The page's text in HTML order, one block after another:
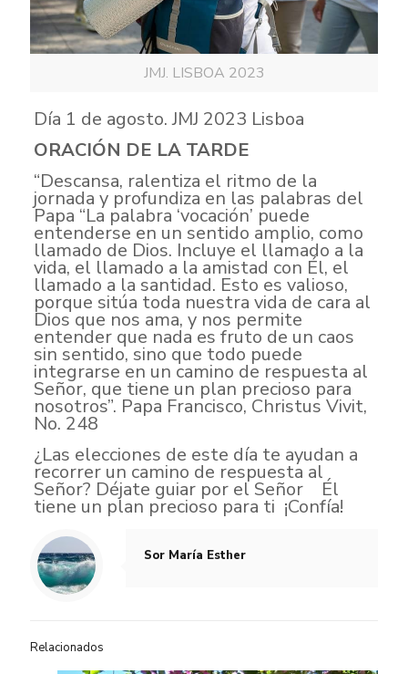
JMJ. LISBOA 2023
Día 1 de agosto. JMJ 2023 Lisboa
ORACIÓN DE LA TARDE
“Descansa, ralentiza el ritmo de la
jornada y profundiza en las palabras del
Papa “La palabra ‘vocación’ puede
entenderse en un sentido amplio, como
llamado de Dios. Incluye el llamado a la
vida, el llamado a la amistad con Él, el
llamado a la santidad. Esto es valioso,
porque sitúa toda nuestra vida de cara al
Dios que nos ama, y nos permite
entender que nada es fruto de un caos
sin sentido, sino que todo puede
integrarse en un camino de respuesta al
Señor, que tiene un plan precioso para
nosotros”. Papa Francisco, Christus Vivit,
No. 248
¿Las elecciones de este día te ayudan a
recorrer un camino de respuesta al
Señor? Déjate guiar por el Señor Él
tiene un plan precioso para ti ¡Confía!
Sor María Esther
Relacionados